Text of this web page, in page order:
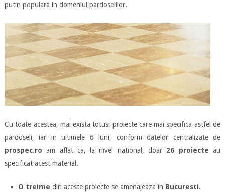
putin populara in domeniul pardoselilor.
Cu toate acestea, mai exista totusi proiecte care mai specifica astfel de
pardoseli, iar in ultimele 6 luni, conform datelor centralizate de
prospec.ro am aflat ca, la nivel national, doar 26 proiecte au
specificat acest material.
O treime din aceste proiecte se amenajeaza in Bucuresti.